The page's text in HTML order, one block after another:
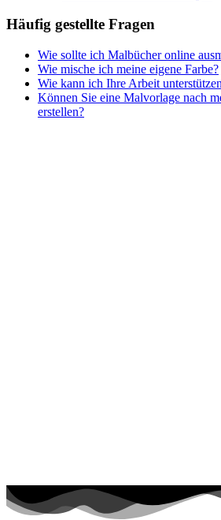
Valentinstag und Liebe
Winter und Weihnachten
Nezaradené
Unkategorisiert
Häufig gestellte Fragen
Wie sollte ich Malbücher online
Wie mische ich meine eigene Farbe?
Wie kann ich Ihre Arbeit
Können Sie eine Malvorlage nach
erstellen?